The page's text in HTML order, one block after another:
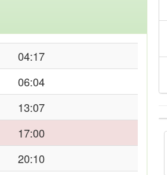
04:17
06:04
13:07
17:00
20:10